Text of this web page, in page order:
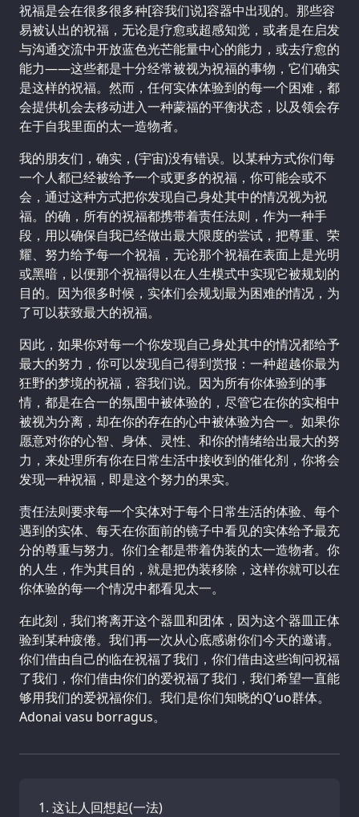
祝福是会在很多很多种[容我们说]容器中出现的。那些容
易被认出的祝福，无论是疗愈或超感知觉，或者是在启发
与沟通交流中开放蓝色光芒能量中心的能力，或去疗愈的
能力——这些都是十分经常被视为祝福的事物，它们确实
是这样的祝福。然而，任何实体体验到的每一个困难，都
会提供机会去移动进入一种蒙福的平衡状态，以及领会存
在于自我里面的太一造物者。
我的朋友们，确实，(宇宙)没有错误。以某种方式你们每
一个人都已经被给予一个或更多的祝福，你可能会或不
会，通过这种方式把你发现自己身处其中的情况视为祝
福。的确，所有的祝福都携带着责任法则，作为一种手
段，用以确保自我已经做出最大限度的尝试，把尊重、荣
耀、努力给予每一个祝福，无论那个祝福在表面上是光明
或黑暗，以便那个祝福得以在人生模式中实现它被规划的
目的。因为很多时候，实体们会规划最为困难的情况，为
了可以获致最大的祝福。
因此，如果你对每一个你发现自己身处其中的情况都给予
最大的努力，你可以发现自己得到赏报：一种超越你最为
狂野的梦境的祝福，容我们说。因为所有你体验到的事
情，都是在合一的氛围中被体验的，尽管它在你的实相中
被视为分离，却在你的存在的心中被体验为合一。如果你
愿意对你的心智、身体、灵性、和你的情绪给出最大的努
力，来处理所有你在日常生活中接收到的催化剂，你将会
发现一种祝福，即是这个努力的果实。
责任法则要求每一个实体对于每个日常生活的体验、每个
遇到的实体、每天在你面前的镜子中看见的实体给予最充
分的尊重与努力。你们全都是带着伪装的太一造物者。你
的人生，作为其目的，就是把伪装移除，这样你就可以在
你体验的每一个情况中都看见太一。
在此刻，我们将离开这个器皿和团体，因为这个器皿正体
验到某种疲倦。我们再一次从心底感谢你们今天的邀请。
你们借由自己的临在祝福了我们，你们借由这些询问祝福
了我们，你们借由你们的爱祝福了我们，我们希望一直能
够用我们的爱祝福你们。我们是你们知晓的Q’uo群体。
Adonai vasu borragus。
这让人回想起(一法)